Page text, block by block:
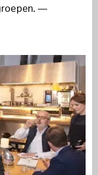
—